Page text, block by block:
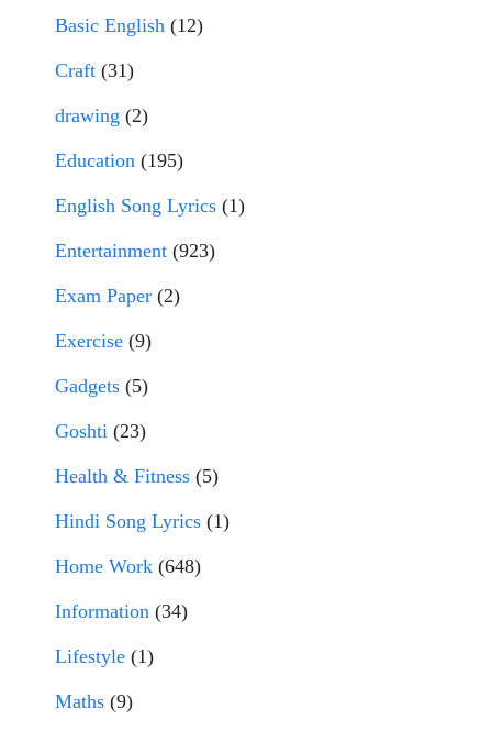
Basic English (12)
Craft (31)
drawing (2)
Education (195)
English Song Lyrics (1)
Entertainment (923)
Exam Paper (2)
Exercise (9)
Gadgets (5)
Goshti (23)
Health & Fitness (5)
Hindi Song Lyrics (1)
Home Work (648)
Information (34)
Lifestyle (1)
Maths (9)